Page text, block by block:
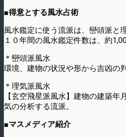
■得意とする風水占術
風水鑑定に使う流派は、巒頭派と
１０年間の風水鑑定件数は、約
＊巒頭派風水
環境、建物の状況や形から吉凶の
＊理気派風水
【玄空飛星派風水】建物の建築年
気の分析する流派。
■マスメディア紹介